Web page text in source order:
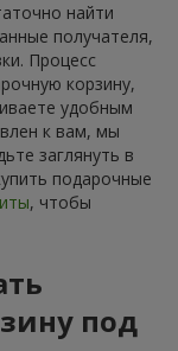
найти
получателя,
Процесс
корзину,
удобным
к вам, мы
заглянуть в
подарочные
, чтобы
под